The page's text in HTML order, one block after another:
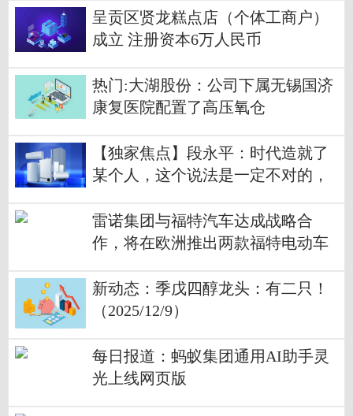
呈贡区贤龙糕点店（个体工商户）
成立 注册资本6万人民币
热门:大湖股份：公司下属无锡国济
康复医院配置了高压氧仓
【独家焦点】段永平：时代造就了
某个人，这个说法是一定不对的，
雷诺集团与福特汽车达成战略合
作，将在欧洲推出两款福特电动车
新动态：季戊四醇龙头：有二只！
（2025/12/9）
每日报道：蚂蚁集团通用AI助手灵
光上线网页版